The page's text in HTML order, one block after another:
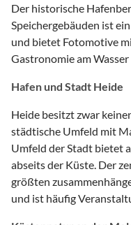
Der historische
Speichergebäuden ist
und bietet Fotomotive
Gastronomie am
Hafen und Stadt Heide
Heide besitzt zwar
städtische Umfeld mit
Umfeld der Stadt bietet
abseits der Küste. Der
größten
und ist häufig